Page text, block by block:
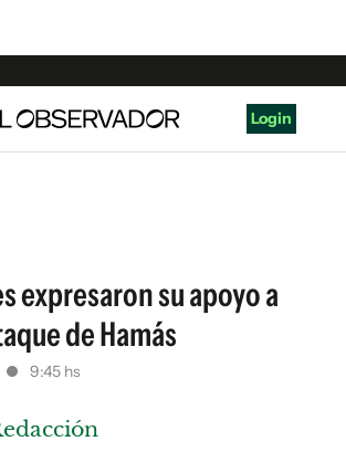
Login
expresaron su apoyo a
de Hamás
9:45 hs